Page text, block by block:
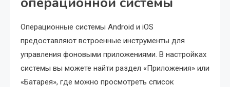
Операционные системы Android и iOS
предоставляют встроенные инструменты для
управления фоновыми приложениями. В настройках
системы вы можете найти раздел «Приложения» или
«Батарея», где можно просмотреть список